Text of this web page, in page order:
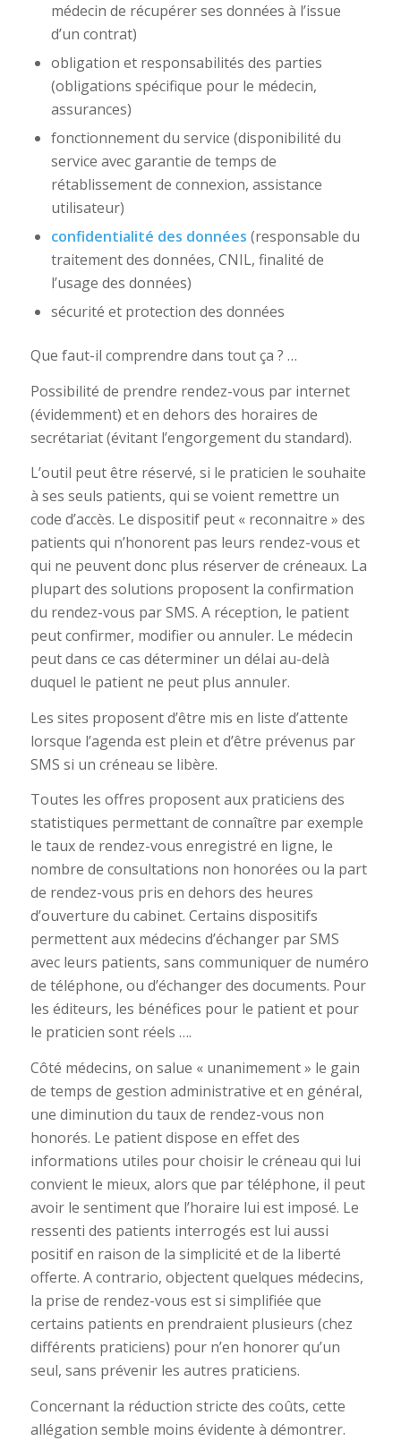
médecin de récupérer ses données à l’issue
d’un contrat)
obligation et responsabilités des parties
(obligations spécifique pour le médecin,
assurances)
fonctionnement du service (disponibilité du
service avec garantie de temps de
rétablissement de connexion, assistance
utilisateur)
confidentialité des données (responsable du
traitement des données, CNIL, finalité de
l’usage des données)
sécurité et protection des données
Que faut-il comprendre dans tout ça ? …
Possibilité de prendre rendez-vous par internet
(évidemment) et en dehors des horaires de
secrétariat (évitant l’engorgement du standard).
L’outil peut être réservé, si le praticien le souhaite
à ses seuls patients, qui se voient remettre un
code d’accès. Le dispositif peut « reconnaitre » des
patients qui n’honorent pas leurs rendez-vous et
qui ne peuvent donc plus réserver de créneaux. La
plupart des solutions proposent la confirmation
du rendez-vous par SMS. A réception, le patient
peut confirmer, modifier ou annuler. Le médecin
peut dans ce cas déterminer un délai au-delà
duquel le patient ne peut plus annuler.
Les sites proposent d’être mis en liste d’attente
lorsque l’agenda est plein et d’être prévenus par
SMS si un créneau se libère.
Toutes les offres proposent aux praticiens des
statistiques permettant de connaître par exemple
le taux de rendez-vous enregistré en ligne, le
nombre de consultations non honorées ou la part
de rendez-vous pris en dehors des heures
d’ouverture du cabinet. Certains dispositifs
permettent aux médecins d’échanger par SMS
avec leurs patients, sans communiquer de numéro
de téléphone, ou d’échanger des documents. Pour
les éditeurs, les bénéfices pour le patient et pour
le praticien sont réels ….
Côté médecins, on salue « unanimement » le gain
de temps de gestion administrative et en général,
une diminution du taux de rendez-vous non
honorés. Le patient dispose en effet des
informations utiles pour choisir le créneau qui lui
convient le mieux, alors que par téléphone, il peut
avoir le sentiment que l’horaire lui est imposé. Le
ressenti des patients interrogés est lui aussi
positif en raison de la simplicité et de la liberté
offerte. A contrario, objectent quelques médecins,
la prise de rendez-vous est si simplifiée que
certains patients en prendraient plusieurs (chez
différents praticiens) pour n’en honorer qu’un
seul, sans prévenir les autres praticiens.
Concernant la réduction stricte des coûts, cette
allégation semble moins évidente à démontrer.